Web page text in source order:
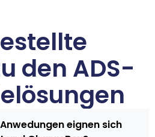
den ADS-
eignen sich